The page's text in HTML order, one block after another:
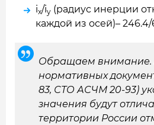
ix/iy (радиус инерции
каждой из осей)– 246.4/
Обращаем внимание.
нормативных
83, СТО АСЧМ 20-93)
значения будут
территории России